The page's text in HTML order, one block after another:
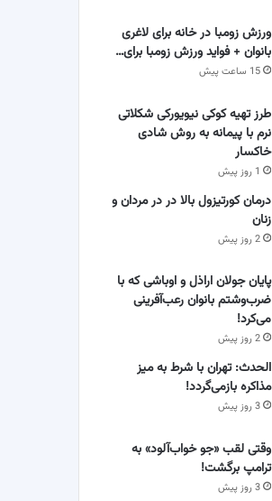
ورزش زومبا در خانه برای لاغری
بانوان + فواید ورزش زومبا برای…
15 ساعت پیش
طرز تهیه کوکی نیویورکی شکلاتی
نرم با پیمانه به روش شادی
خاکسار
1 روز پیش
درمان کورتیزول بالا در در مردان و
زنان
2 روز پیش
پایان جولان اراذل و اوباشی که با
ضرب‌وشتم بانوان رعب‌آفرینی
می‌کرد!
2 روز پیش
الحدث: تهران با شرط به میز
مذاکره بازمی‌گردد!
3 روز پیش
وقتی لقب «جو خواب‌آلود» به
ترامپ برگشت!
3 روز پیش